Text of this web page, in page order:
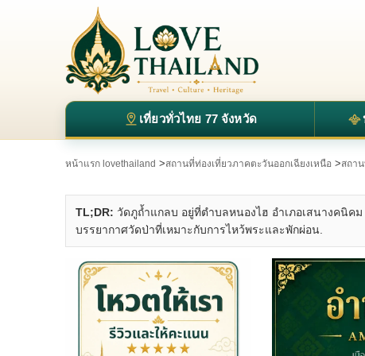
เที่ยวทั่วไทย 77 จังหวัด
หน้าแรก lovethailand >สถานที่ท่องเที่ยวภาคตะวันออกเฉียงเหนือ >สถา
TL;DR: วัดภูถ้ำแกลบ อยู่ที่ตำบลหนองไฮ อำเภอเสนางคนิ
บรรยากาศวัดป่าที่เหมาะกับการไหว้พระและพักผ่อน.